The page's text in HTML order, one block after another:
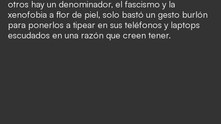
otros hay un denominador, el fascismo y la
xenofobia a flor de piel, solo bastó un gesto burlón
para ponerlos a tipear en sus teléfonos y laptops
escudados en una razón que creen tener.